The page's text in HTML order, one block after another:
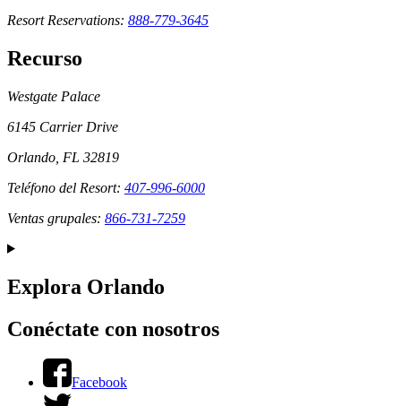
Resort Reservations: 888-779-3645
Recurso
Westgate Palace
6145 Carrier Drive
Orlando, FL 32819
Teléfono del Resort: 407-996-6000
Ventas grupales: 866-731-7259
Explora Orlando
Conéctate con nosotros
Facebook